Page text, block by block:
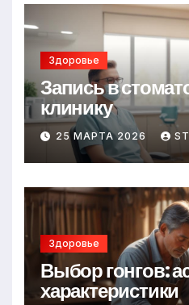
Здоровье
Запись в
клинику
25 МАРТА 2026
Здоровье
Выбор гонгов:
характеристики